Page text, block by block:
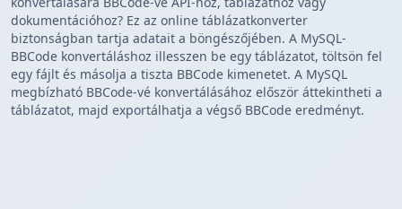
dokumentációhoz? Ez az online táblázatkonverter
biztonságban tartja adatait a böngészőjében. A MySQL-
BBCode konvertáláshoz illesszen be egy táblázatot, töltsön fel
egy fájlt és másolja a tiszta BBCode kimenetet. A MySQL
megbízható BBCode-vé konvertálásához először áttekintheti a
táblázatot, majd exportálhatja a végső BBCode eredményt.